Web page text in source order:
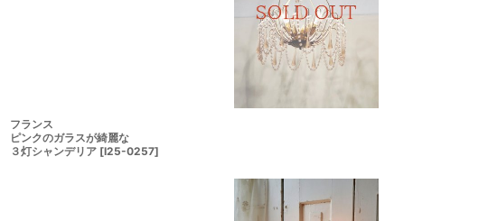
フランス
ピンクのガラスが綺麗な
３灯シャンデリア [I25-0257]